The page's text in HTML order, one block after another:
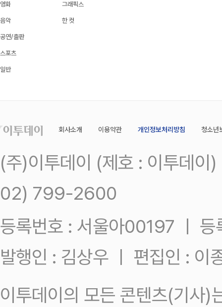
영화
음악
공연/출판
스포츠
일반
그래픽스
한 컷
회사소개 이용약관 개인정보처리방침 청소년
(주)이투데이 (제호 : 이투데
02) 799-2600
등록번호 : 서울아00197 ㅣ
발행인 : 김상우 ㅣ 편집인 : 이
이투데이의 모든 콘텐츠(기사)